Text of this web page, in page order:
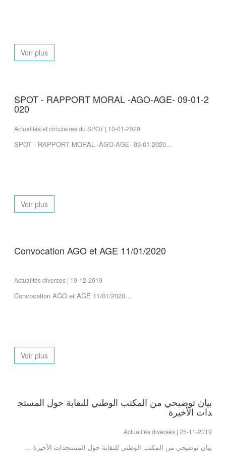
Voir plus
SPOT - RAPPORT MORAL -AGO-AGE- 09-01-2
020
Actualités et circulaires du SPOT | 10-01-2020
SPOT - RAPPORT MORAL -AGO-AGE- 09-01-2020...
Voir plus
Convocation AGO et AGE 11/01/2020
Actualités diverses | 19-12-2019
Convocation AGO et AGE 11/01/2020...
Voir plus
بيان توضيحي من المكتب الوطني للنقابة حول المستج
دات الأخيرة
Actualités diverses | 25-11-2019
بيان توضيحي من المكتب الوطني للنقابة حول المستجدات الأخيرة ...